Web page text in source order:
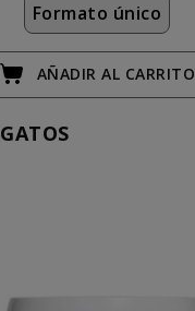
Formato único
AÑADIRAL CARRITO